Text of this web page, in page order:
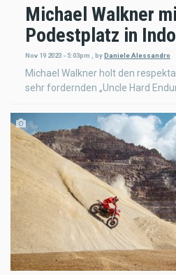
Michael Walkner
Podestplatz in
Nov 19 2023 - 5:03pm , by Daniele Alessandro
Michael Walkner holt den
sehr fordernden „Uncle Hard